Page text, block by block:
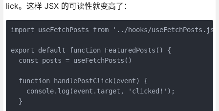
lick。这样 JSX 的可读性就变高了：
import useFetchPosts from '../hooks/
export default function FeaturedPosts() {
  const posts = useFetchPosts()
  function handlePostClick(event) {
    console.log(event.target, 'clicked!');
  }